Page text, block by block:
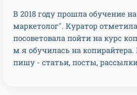
В 2018 году прошла обучение
маркетолог". Куратор
посоветовала пойти на курс
м я обучилась на копирайтера.
пишу - статьи, посты,